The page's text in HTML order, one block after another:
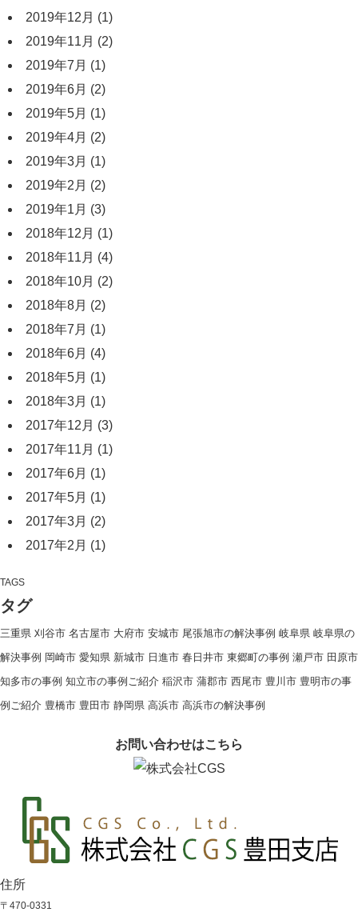
2019年12月 (1)
2019年11月 (2)
2019年7月 (1)
2019年6月 (2)
2019年5月 (1)
2019年4月 (2)
2019年3月 (1)
2019年2月 (2)
2019年1月 (3)
2018年12月 (1)
2018年11月 (4)
2018年10月 (2)
2018年8月 (2)
2018年7月 (1)
2018年6月 (4)
2018年5月 (1)
2018年3月 (1)
2017年12月 (3)
2017年11月 (1)
2017年6月 (1)
2017年5月 (1)
2017年3月 (2)
2017年2月 (1)
TAGS
タグ
三重県 刈谷市 名古屋市 大府市 安城市 尾張旭市の解決事例 岐阜県 岐阜県の
解決事例 岡崎市 愛知県 新城市 日進市 春日井市 東郷町の事例 瀬戸市 田原市
知多市の事例 知立市の事例ご紹介 稲沢市 蒲郡市 西尾市 豊川市 豊明市の事
例ご紹介 豊橋市 豊田市 静岡県 高浜市 高浜市の解決事例
お問い合わせはこちら
住所
〒470-0331